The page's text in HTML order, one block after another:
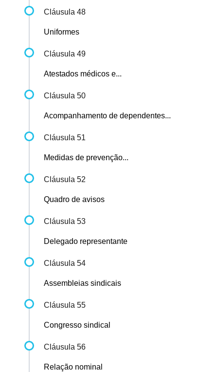
Cláusula 48
Uniformes
Cláusula 49
Atestados médicos e...
Cláusula 50
Acompanhamento de dependentes...
Cláusula 51
Medidas de prevenção...
Cláusula 52
Quadro de avisos
Cláusula 53
Delegado representante
Cláusula 54
Assembleias sindicais
Cláusula 55
Congresso sindical
Cláusula 56
Relação nominal